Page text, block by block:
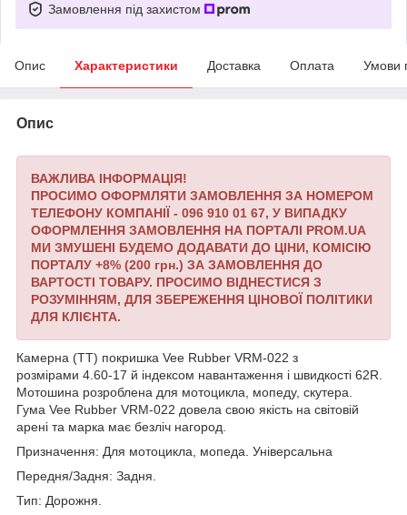
Замовлення під захистом
Опис Характеристики Доставка Оплата Умови
Опис
ВАЖЛИВА ІНФОРМАЦІЯ!
ПРОСИМО ОФОРМЛЯТИ ЗАМОВЛЕННЯ ЗА НОМЕРОМ
ТЕЛЕФОНУ КОМПАНІЇ - 096 910 01 67, У ВИПАДКУ
ОФОРМЛЕННЯ ЗАМОВЛЕННЯ НА ПОРТАЛІ PROM.UA
МИ ЗМУШЕНІ БУДЕМО ДОДАВАТИ ДО ЦІНИ, КОМІСІЮ
ПОРТАЛУ +8% (200 грн.) ЗА ЗАМОВЛЕННЯ ДО
ВАРТОСТІ ТОВАРУ. ПРОСИМО ВІДНЕСТИСЯ З
РОЗУМІННЯМ, ДЛЯ ЗБЕРЕЖЕННЯ ЦІНОВОЇ ПОЛІТИКИ
ДЛЯ КЛІЄНТА.
Камерна (TT) покришка Vee Rubber VRM-022 з
розмірами 4.60-17 й індексом навантаження і швидкості 62R.
Мотошина розроблена для мотоцикла, мопеду, скутера.
Гума Vee Rubber VRM-022 довела свою якість на світовій
арені та марка має безліч нагород.
Призначення: Для мотоцикла, мопеда. Універсальна
Передня/Задня: Задня.
Тип: Дорожня.